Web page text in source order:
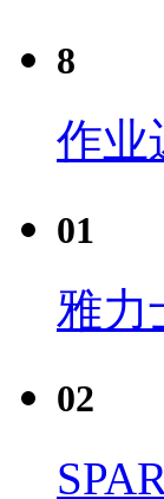
8
作业
01
雅力
02